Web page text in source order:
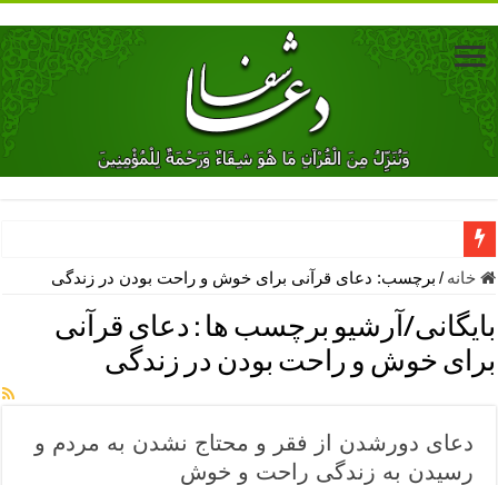
دعای جلب محبت فوری معشوق – دعای جلب محبت شوهر
دعای مشکل گشا برای رفع فقر – ذکرهای روزی‌ بخش
معجزات دعای یا من اظهر الجمیل – دعای یا من اظهر الجمیل برای
مهم ترین اذکار الهی و فضیلت آن ها – ذکر مخصوص مستجاب الدعوه
نماز حاجت برای کار گشایی- دعای رفع مشکلات و طلب حاجت
خانه / برچسب: دعای قرآنی برای خوش و راحت بودن در زندگی
بایگانی/آرشیو برچسب ها : دعای قرآنی
برای خوش و راحت بودن در زندگی
دعای دورشدن از فقر و محتاج نشدن به مردم و
رسیدن به زندگی راحت و خوش